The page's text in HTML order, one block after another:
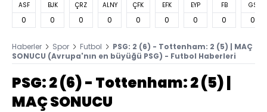
ASF
0
BJK
0
ÇRZ
0
ALNY
0
ÇFK
0
EFK
0
EYP
0
FB
0
GS
0
Haberler Spor Futbol
PSG: 2 (6) - Tottenham: 2 (5) | MAÇ
SONUCU (Avrupa'nın en büyüğü PSG) - Futbol Haberleri
PSG: 2 (6) - Tottenham: 2 (5) |
MAÇ SONUCU